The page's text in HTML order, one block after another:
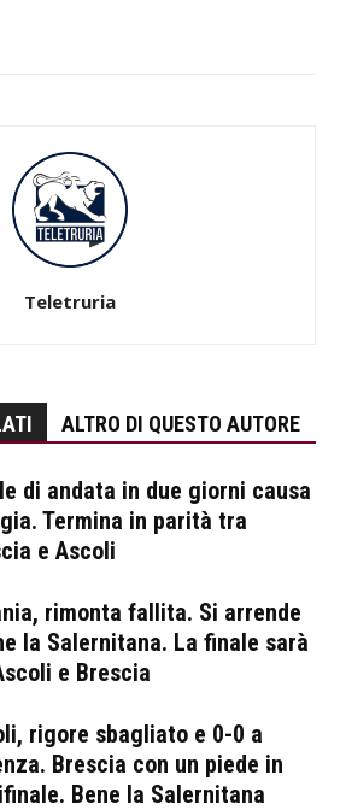
Teletruria
ALTRO DI QUESTO AUTORE
di andata in due giorni causa
Termina in parità tra
e Ascoli
rimonta fallita. Si arrende
la Salernitana. La finale sarà
e Brescia
rigore sbagliato e 0-0 a
Brescia con un piede in
Bene la Salernitana